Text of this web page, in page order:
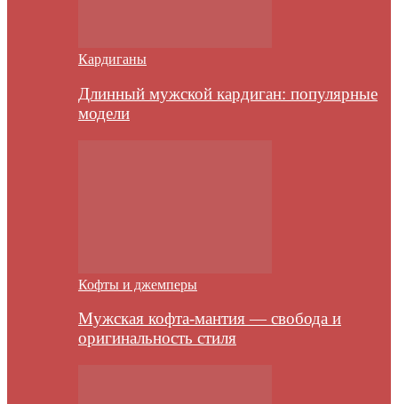
Кардиганы
Длинный мужской кардиган: популярные
модели
Кофты и джемперы
Мужская кофта-мантия — свобода и
оригинальность стиля